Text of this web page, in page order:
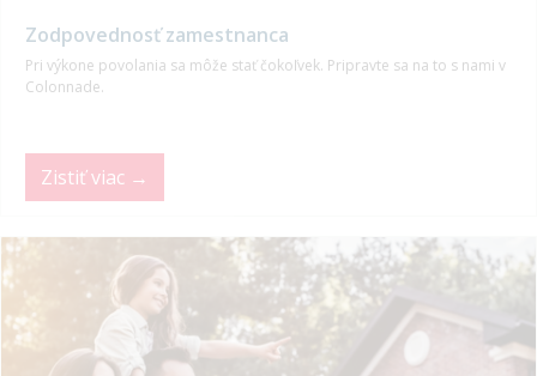
Zodpovednosť zamestnanca
Pri výkone povolania sa môže stať čokoľvek. Pripravte sa na to s nami v
Colonnade.
Zistiť viac →